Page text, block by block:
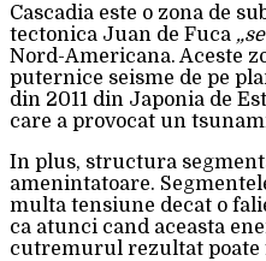
Cascadia este o zona de
tectonica Juan de Fuca
Nord-Americana. Aceste
puternice seisme de pe
din 2011 din Japonia de
care a provocat un
In plus, structura
amenintatoare.
multa tensiune decat o
ca atunci cand aceasta
cutremurul rezultat